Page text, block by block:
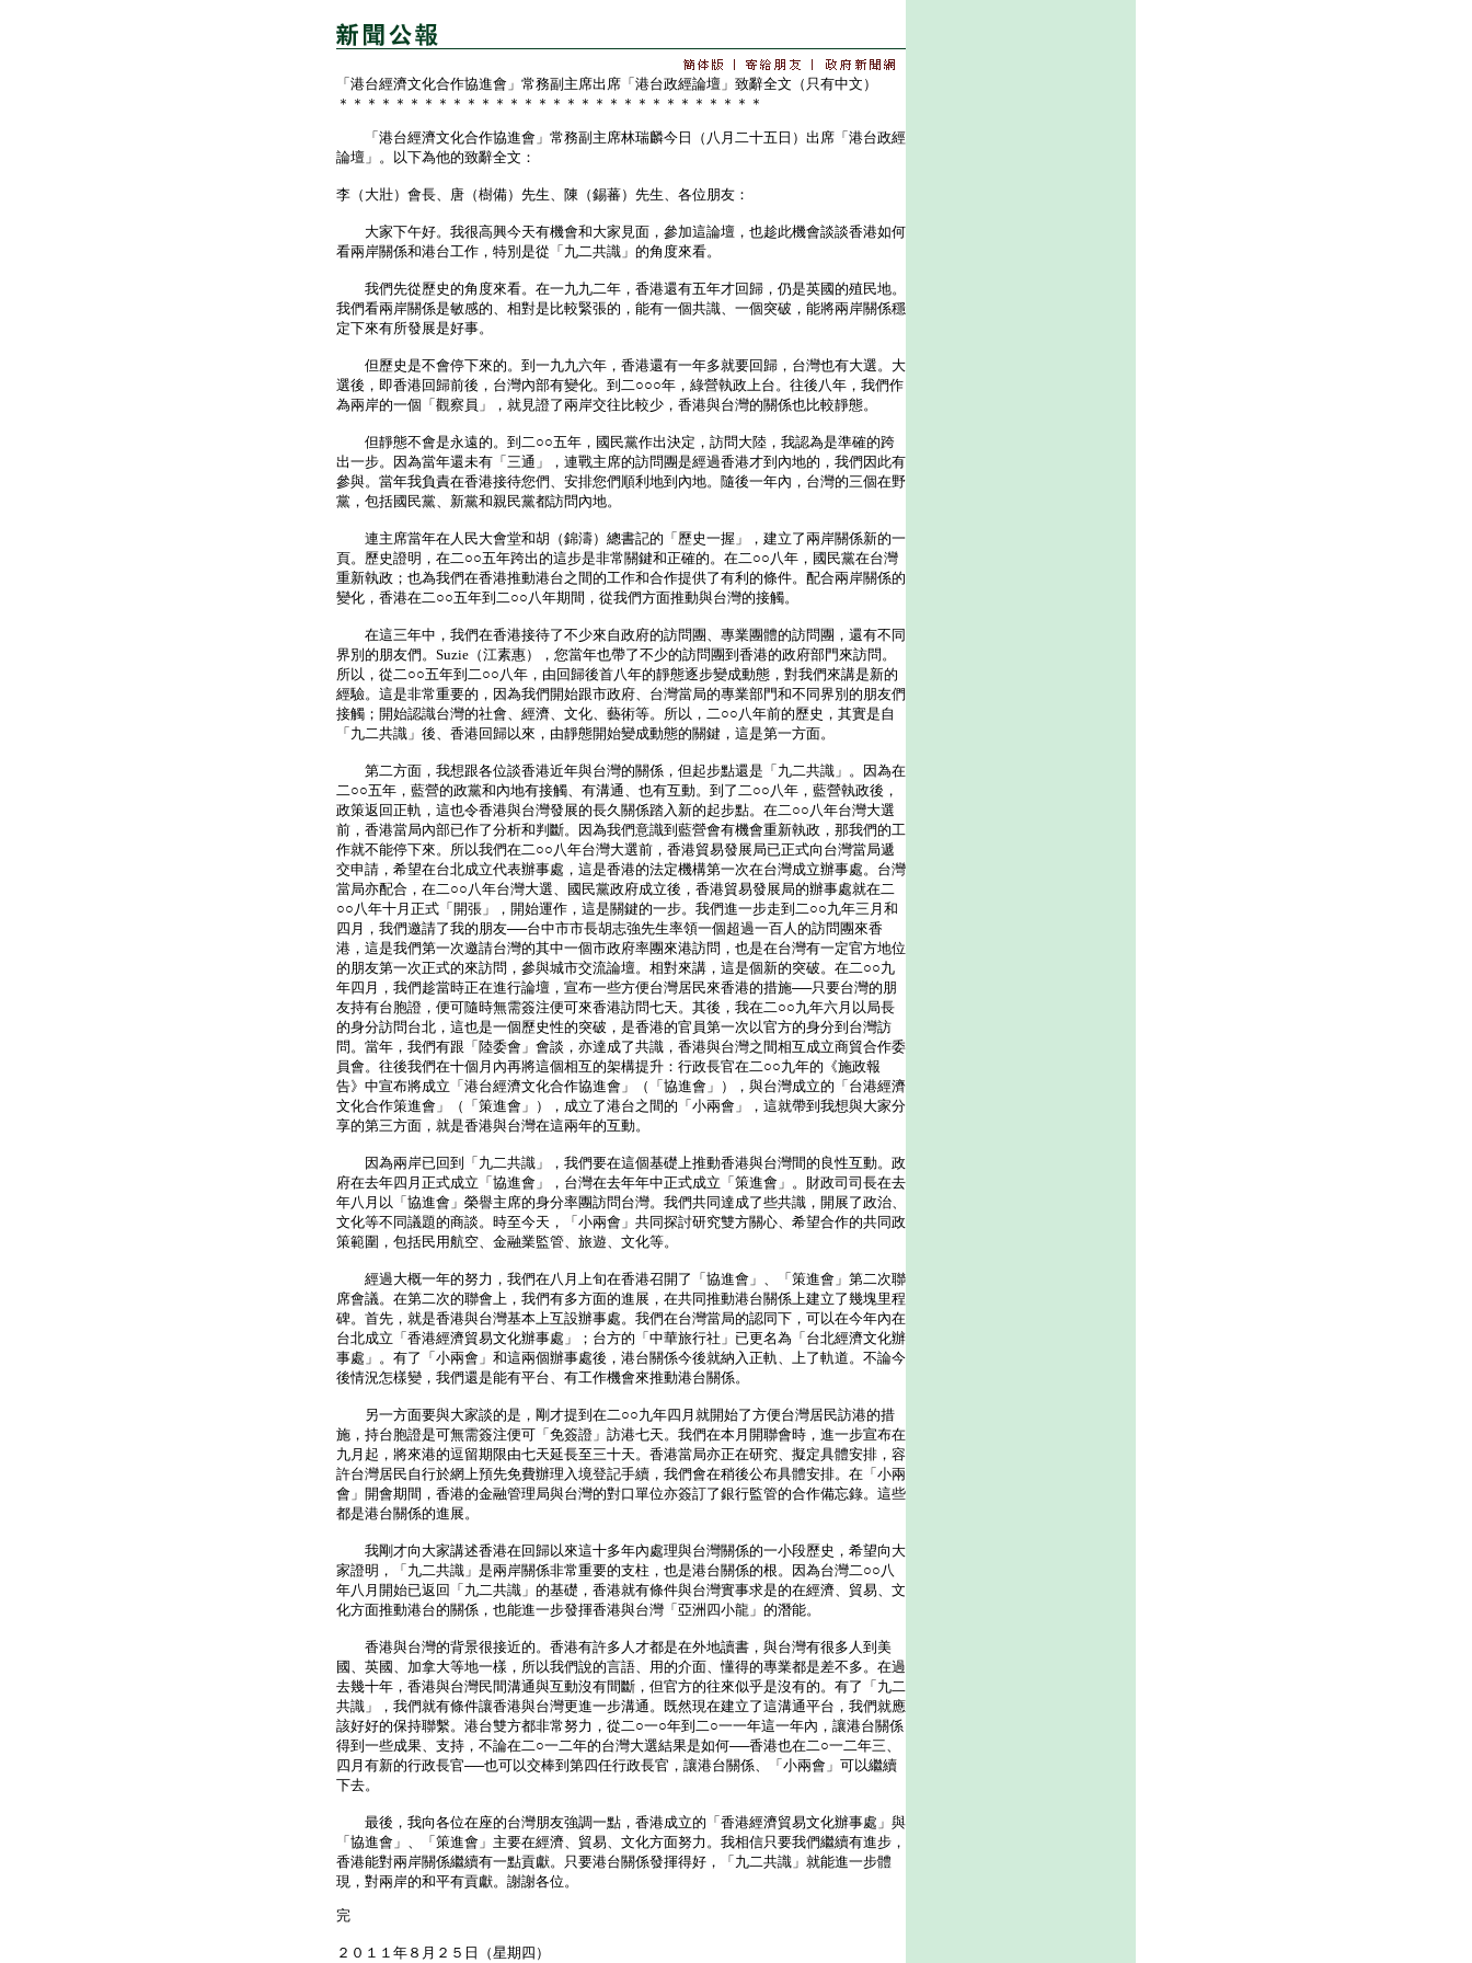
「港台經濟文化合作協進會」常務副主席出席「港台政經論壇」致辭全文（只有中文）
＊＊＊＊＊＊＊＊＊＊＊＊＊＊＊＊＊＊＊＊＊＊＊＊＊＊＊＊＊＊
「港台經濟文化合作協進會」常務副主席林瑞麟今日（八月二十五日）出席「港台政經
論壇」。以下為他的致辭全文：
李（大壯）會長、唐（樹備）先生、陳（錫蕃）先生、各位朋友：
大家下午好。我很高興今天有機會和大家見面，參加這論壇，也趁此機會談談香港如何
看兩岸關係和港台工作，特別是從「九二共識」的角度來看。
我們先從歷史的角度來看。在一九九二年，香港還有五年才回歸，仍是英國的殖民地。
我們看兩岸關係是敏感的、相對是比較緊張的，能有一個共識、一個突破，能將兩岸關係穩
定下來有所發展是好事。
但歷史是不會停下來的。到一九九六年，香港還有一年多就要回歸，台灣也有大選。大
選後，即香港回歸前後，台灣內部有變化。到二○○○年，綠營執政上台。往後八年，我們作
為兩岸的一個「觀察員」，就見證了兩岸交往比較少，香港與台灣的關係也比較靜態。
但靜態不會是永遠的。到二○○五年，國民黨作出決定，訪問大陸，我認為是準確的跨
出一步。因為當年還未有「三通」，連戰主席的訪問團是經過香港才到內地的，我們因此有
參與。當年我負責在香港接待您們、安排您們順利地到內地。隨後一年內，台灣的三個在野
黨，包括國民黨、新黨和親民黨都訪問內地。
連主席當年在人民大會堂和胡（錦濤）總書記的「歷史一握」，建立了兩岸關係新的一
頁。歷史證明，在二○○五年跨出的這步是非常關鍵和正確的。在二○○八年，國民黨在台灣
重新執政；也為我們在香港推動港台之間的工作和合作提供了有利的條件。配合兩岸關係的
變化，香港在二○○五年到二○○八年期間，從我們方面推動與台灣的接觸。
在這三年中，我們在香港接待了不少來自政府的訪問團、專業團體的訪問團，還有不同
界別的朋友們。Suzie（江素惠），您當年也帶了不少的訪問團到香港的政府部門來訪問。
所以，從二○○五年到二○○八年，由回歸後首八年的靜態逐步變成動態，對我們來講是新的
經驗。這是非常重要的，因為我們開始跟市政府、台灣當局的專業部門和不同界別的朋友們
接觸；開始認識台灣的社會、經濟、文化、藝術等。所以，二○○八年前的歷史，其實是自
「九二共識」後、香港回歸以來，由靜態開始變成動態的關鍵，這是第一方面。
第二方面，我想跟各位談香港近年與台灣的關係，但起步點還是「九二共識」。因為在
二○○五年，藍營的政黨和內地有接觸、有溝通、也有互動。到了二○○八年，藍營執政後，
政策返回正軌，這也令香港與台灣發展的長久關係踏入新的起步點。在二○○八年台灣大選
前，香港當局內部已作了分析和判斷。因為我們意識到藍營會有機會重新執政，那我們的工
作就不能停下來。所以我們在二○○八年台灣大選前，香港貿易發展局已正式向台灣當局遞
交申請，希望在台北成立代表辦事處，這是香港的法定機構第一次在台灣成立辦事處。台灣
當局亦配合，在二○○八年台灣大選、國民黨政府成立後，香港貿易發展局的辦事處就在二
○○八年十月正式「開張」，開始運作，這是關鍵的一步。我們進一步走到二○○九年三月和
四月，我們邀請了我的朋友──台中市市長胡志強先生率領一個超過一百人的訪問團來香
港，這是我們第一次邀請台灣的其中一個市政府率團來港訪問，也是在台灣有一定官方地位
的朋友第一次正式的來訪問，參與城市交流論壇。相對來講，這是個新的突破。在二○○九
年四月，我們趁當時正在進行論壇，宣布一些方便台灣居民來香港的措施──只要台灣的朋
友持有台胞證，便可隨時無需簽注便可來香港訪問七天。其後，我在二○○九年六月以局長
的身分訪問台北，這也是一個歷史性的突破，是香港的官員第一次以官方的身分到台灣訪
問。當年，我們有跟「陸委會」會談，亦達成了共識，香港與台灣之間相互成立商貿合作委
員會。往後我們在十個月內再將這個相互的架構提升：行政長官在二○○九年的《施政報
告》中宣布將成立「港台經濟文化合作協進會」（「協進會」），與台灣成立的「台港經濟
文化合作策進會」（「策進會」），成立了港台之間的「小兩會」，這就帶到我想與大家分
享的第三方面，就是香港與台灣在這兩年的互動。
因為兩岸已回到「九二共識」，我們要在這個基礎上推動香港與台灣間的良性互動。政
府在去年四月正式成立「協進會」，台灣在去年年中正式成立「策進會」。財政司司長在去
年八月以「協進會」榮譽主席的身分率團訪問台灣。我們共同達成了些共識，開展了政治、
文化等不同議題的商談。時至今天，「小兩會」共同探討研究雙方關心、希望合作的共同政
策範圍，包括民用航空、金融業監管、旅遊、文化等。
經過大概一年的努力，我們在八月上旬在香港召開了「協進會」、「策進會」第二次聯
席會議。在第二次的聯會上，我們有多方面的進展，在共同推動港台關係上建立了幾塊里程
碑。首先，就是香港與台灣基本上互設辦事處。我們在台灣當局的認同下，可以在今年內在
台北成立「香港經濟貿易文化辦事處」；台方的「中華旅行社」已更名為「台北經濟文化辦
事處」。有了「小兩會」和這兩個辦事處後，港台關係今後就納入正軌、上了軌道。不論今
後情況怎樣變，我們還是能有平台、有工作機會來推動港台關係。
另一方面要與大家談的是，剛才提到在二○○九年四月就開始了方便台灣居民訪港的措
施，持台胞證是可無需簽注便可「免簽證」訪港七天。我們在本月開聯會時，進一步宣布在
九月起，將來港的逗留期限由七天延長至三十天。香港當局亦正在研究、擬定具體安排，容
許台灣居民自行於網上預先免費辦理入境登記手續，我們會在稍後公布具體安排。在「小兩
會」開會期間，香港的金融管理局與台灣的對口單位亦簽訂了銀行監管的合作備忘錄。這些
都是港台關係的進展。
我剛才向大家講述香港在回歸以來這十多年內處理與台灣關係的一小段歷史，希望向大
家證明，「九二共識」是兩岸關係非常重要的支柱，也是港台關係的根。因為台灣二○○八
年八月開始已返回「九二共識」的基礎，香港就有條件與台灣實事求是的在經濟、貿易、文
化方面推動港台的關係，也能進一步發揮香港與台灣「亞洲四小龍」的潛能。
香港與台灣的背景很接近的。香港有許多人才都是在外地讀書，與台灣有很多人到美
國、英國、加拿大等地一樣，所以我們說的言語、用的介面、懂得的專業都是差不多。在過
去幾十年，香港與台灣民間溝通與互動沒有間斷，但官方的往來似乎是沒有的。有了「九二
共識」，我們就有條件讓香港與台灣更進一步溝通。既然現在建立了這溝通平台，我們就應
該好好的保持聯繫。港台雙方都非常努力，從二○一○年到二○一一年這一年內，讓港台關係
得到一些成果、支持，不論在二○一二年的台灣大選結果是如何──香港也在二○一二年三、
四月有新的行政長官──也可以交棒到第四任行政長官，讓港台關係、「小兩會」可以繼續
下去。
最後，我向各位在座的台灣朋友強調一點，香港成立的「香港經濟貿易文化辦事處」與
「協進會」、「策進會」主要在經濟、貿易、文化方面努力。我相信只要我們繼續有進步，
香港能對兩岸關係繼續有一點貢獻。只要港台關係發揮得好，「九二共識」就能進一步體
現，對兩岸的和平有貢獻。謝謝各位。
完
２０１１年８月２５日（星期四）